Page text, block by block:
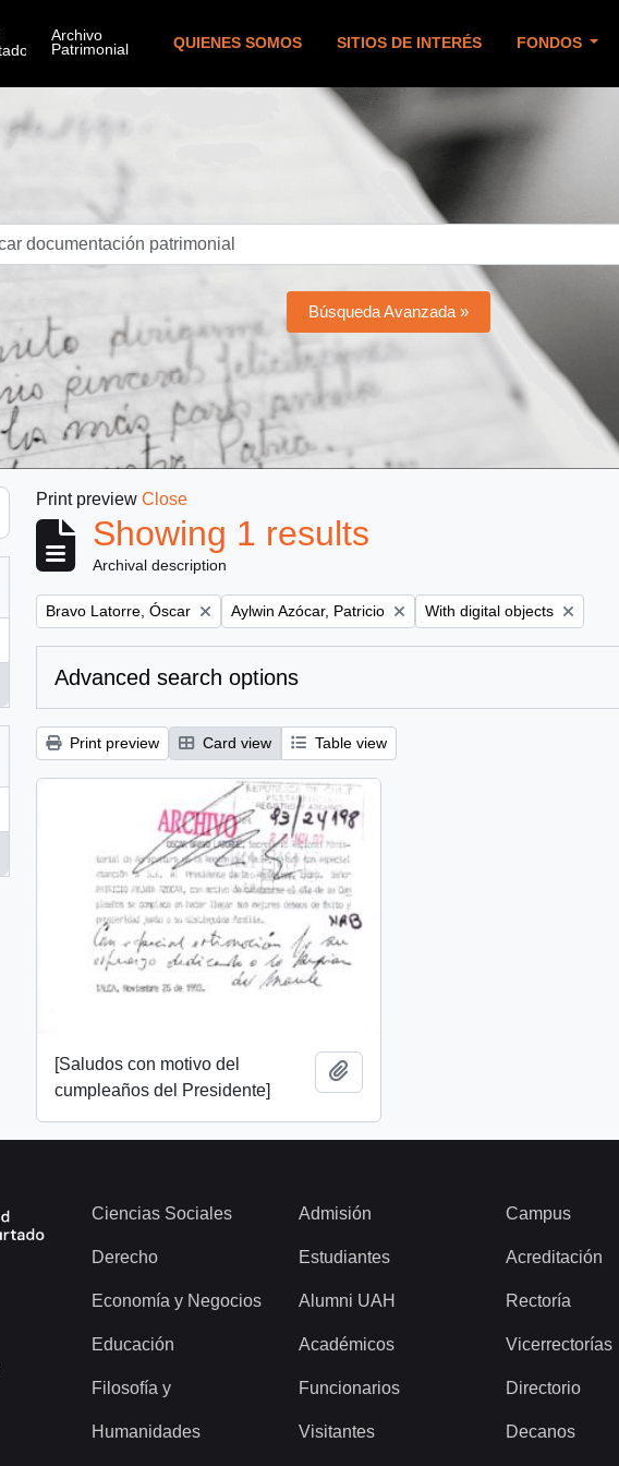
QUIENES SOMOS SITIOS DE INTERÉS FONDOS
Búsqueda Avanzada »
Print preview Close
Showing 1 results
Archival description
Remove filter:
Bravo Latorre, Óscar Remove filter:
Aylwin Azócar, Patricio Remove filter:
With digital objects
Advanced search options
Print preview Card view Table view
[Saludos con motivo del
cumpleaños del Presidente]
Ciencias Sociales
Derecho
Economía y Negocios
Educación
Filosofía y
Humanidades
Admisión
Estudiantes
Alumni UAH
Académicos
Funcionarios
Visitantes
Campus
Acreditación
Rectoría
Vicerrectorías
Directorio
Decanos